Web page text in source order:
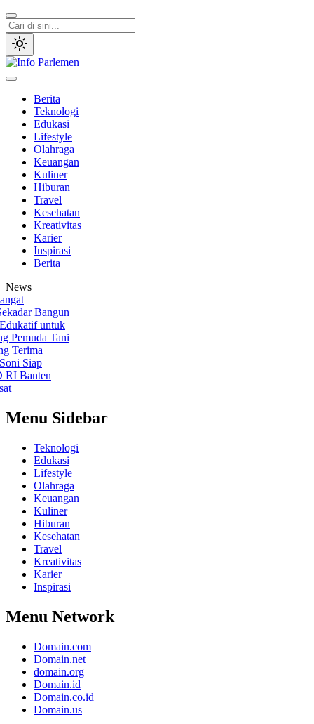
Lewati
ke
konten
Berita
Teknologi
Edukasi
Lifestyle
Olahraga
Keuangan
Kuliner
Hiburan
Travel
Kesehatan
Kreativitas
Karier
Inspirasi
Berita
News
Bangun
untuk
Tani
Menu Sidebar
Teknologi
Edukasi
Lifestyle
Olahraga
Keuangan
Kuliner
Hiburan
Kesehatan
Travel
Kreativitas
Karier
Inspirasi
Menu Network
Domain.com
Domain.net
domain.org
Domain.id
Domain.co.id
Domain.us